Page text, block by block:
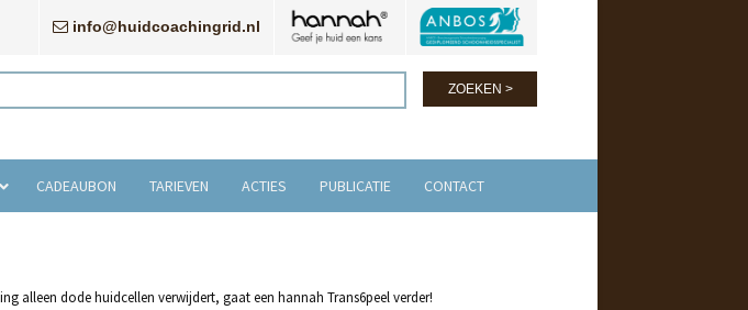
info@huidcoachingrid.nl
CADEAUBON TARIEVEN ACTIES PUBLICATIE CONTACT
alleen dode huidcellen verwijdert, gaat een hannah Trans6peel verder!